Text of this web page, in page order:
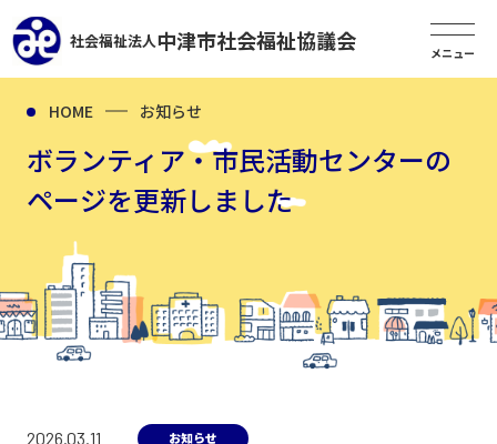
社会福祉法人中津市社会福祉協議会
HOME お知らせ
ボランティア・市民活動センターの
ページを更新しました
2026.03.11 お知らせ